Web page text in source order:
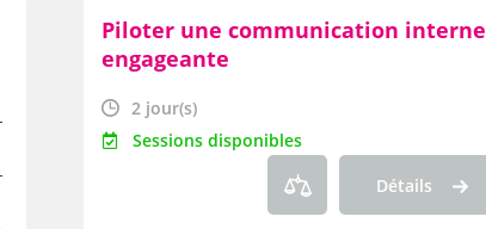
Piloter une communication interne
engageante
2 jour(s)
Sessions disponibles
Détails